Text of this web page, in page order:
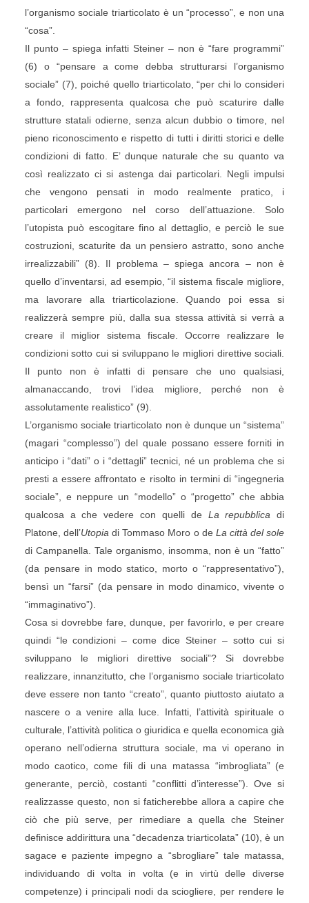
l’organismo sociale triarticolato è un “processo”, e non una
“cosa”.
Il punto – spiega infatti Steiner – non è “fare programmi”
(6) o “pensare a come debba strutturarsi l’organismo
sociale” (7), poiché quello triarticolato, “per chi lo consideri
a fondo, rappresenta qualcosa che può scaturire dalle
strutture statali odierne, senza alcun dubbio o timore, nel
pieno riconoscimento e rispetto di tutti i diritti storici e delle
condizioni di fatto. E’ dunque naturale che su quanto va
così realizzato ci si astenga dai particolari. Negli impulsi
che vengono pensati in modo realmente pratico, i
particolari emergono nel corso dell’attuazione. Solo
l’utopista può escogitare fino al dettaglio, e perciò le sue
costruzioni, scaturite da un pensiero astratto, sono anche
irrealizzabili” (8). Il problema – spiega ancora – non è
quello d’inventarsi, ad esempio, “il sistema fiscale migliore,
ma lavorare alla triarticolazione. Quando poi essa si
realizzerà sempre più, dalla sua stessa attività si verrà a
creare il miglior sistema fiscale. Occorre realizzare le
condizioni sotto cui si sviluppano le migliori direttive sociali.
Il punto non è infatti di pensare che uno qualsiasi,
almanaccando, trovi l’idea migliore, perché non è
assolutamente realistico” (9).
L’organismo sociale triarticolato non è dunque un “sistema”
(magari “complesso”) del quale possano essere forniti in
anticipo i “dati” o i “dettagli” tecnici, né un problema che si
presti a essere affrontato e risolto in termini di “ingegneria
sociale”, e neppure un “modello” o “progetto” che abbia
qualcosa a che vedere con quelli de La repubblica di
Platone, dell’Utopia di Tommaso Moro o de La città del sole
di Campanella. Tale organismo, insomma, non è un “fatto”
(da pensare in modo statico, morto o “rappresentativo”),
bensì un “farsi” (da pensare in modo dinamico, vivente o
“immaginativo”).
Cosa si dovrebbe fare, dunque, per favorirlo, e per creare
quindi “le condizioni – come dice Steiner – sotto cui si
sviluppano le migliori direttive sociali”? Si dovrebbe
realizzare, innanzitutto, che l’organismo sociale triarticolato
deve essere non tanto “creato”, quanto piuttosto aiutato a
nascere o a venire alla luce. Infatti, l’attività spirituale o
culturale, l’attività politica o giuridica e quella economica già
operano nell’odierna struttura sociale, ma vi operano in
modo caotico, come fili di una matassa “imbrogliata” (e
generante, perciò, costanti “conflitti d’interesse”). Ove si
realizzasse questo, non si faticherebbe allora a capire che
ciò che più serve, per rimediare a quella che Steiner
definisce addirittura una “decadenza triarticolata” (10), è un
sagace e paziente impegno a “sbrogliare” tale matassa,
individuando di volta in volta (e in virtù delle diverse
competenze) i principali nodi da sciogliere, per rendere le